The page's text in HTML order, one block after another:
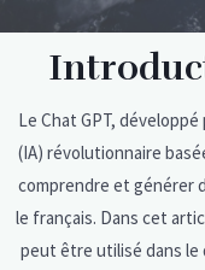
Le Chat GPT,
(IA) révolutionnaire
comprendre et générer
le français. Dans cet
peut être utilisé dans le